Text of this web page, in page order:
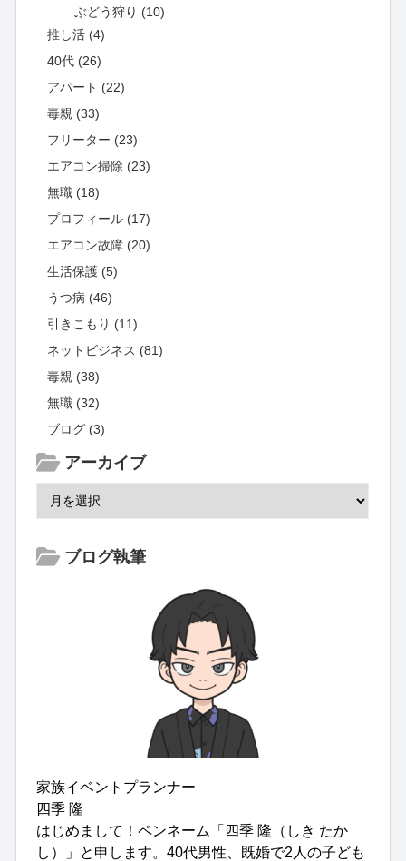
ぶどう狩り (10)
推し活 (4)
40代 (26)
アパート (22)
毒親 (33)
フリーター (23)
エアコン掃除 (23)
無職 (18)
プロフィール (17)
エアコン故障 (20)
生活保護 (5)
うつ病 (46)
引きこもり (11)
ネットビジネス (81)
毒親 (38)
無職 (32)
ブログ (3)
アーカイブ
ブログ執筆
家族イベントプランナー
四季 隆
はじめまして！ペンネーム「四季 隆（しき たか
し）」と申します。40代男性、既婚で2人の子ども